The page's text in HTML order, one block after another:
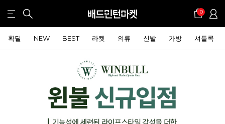
0
확딜 NEW BEST 라켓 의류 신발 가방 셔틀콕